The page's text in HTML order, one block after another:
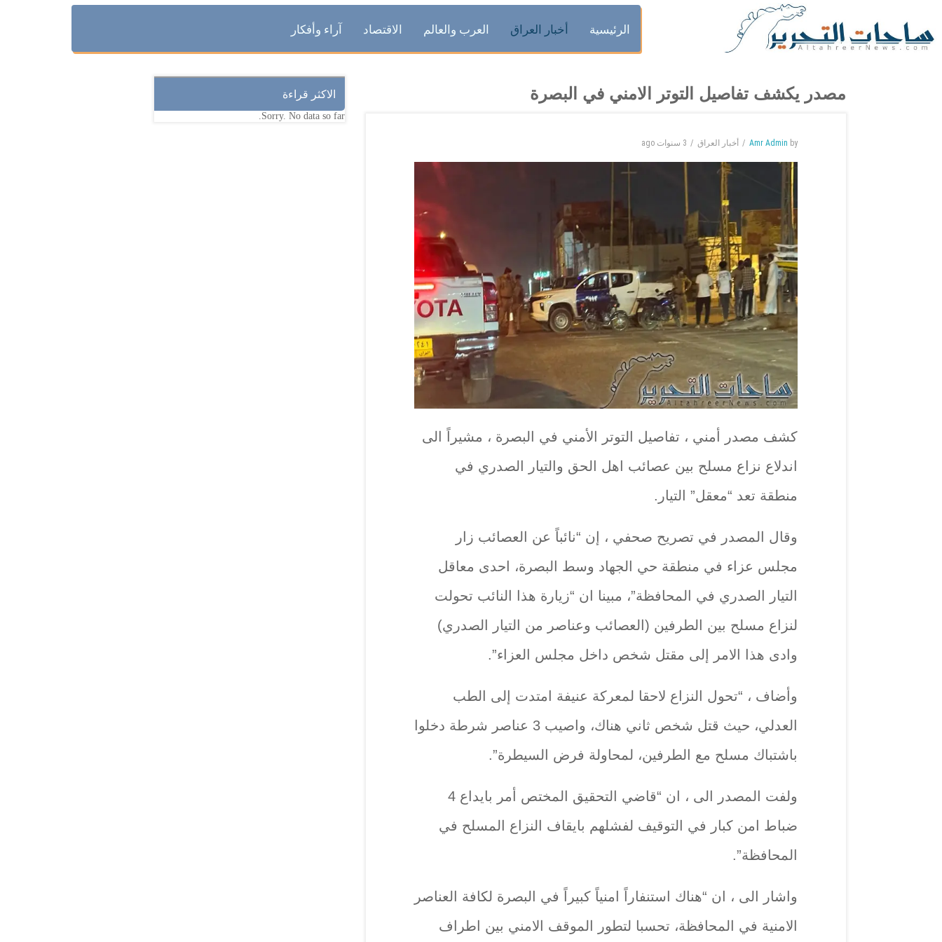
الرئيسية أخبار العراق العرب والعالم الاقتصاد آراء وأفكار
مصدر يكشف تفاصيل التوتر الامني في البصرة
by
Amr Admin أخبار العراق 3 سنوات ago
كشف مصدر أمني ، تفاصيل التوتر الأمني في البصرة ، مشيراً الى
اندلاع نزاع مسلح بين عصائب اهل الحق والتيار الصدري في
منطقة تعد “معقل” التيار.
وقال المصدر في تصريح صحفي ، إن “نائباً عن العصائب زار
مجلس عزاء في منطقة حي الجهاد وسط البصرة، احدى معاقل
التيار الصدري في المحافظة”، مبينا ان “زيارة هذا النائب تحولت
لنزاع مسلح بين الطرفين (العصائب وعناصر من التيار الصدري)
وادى هذا الامر إلى مقتل شخص داخل مجلس العزاء”.
وأضاف ، “تحول النزاع لاحقا لمعركة عنيفة امتدت إلى الطب
العدلي، حيث قتل شخص ثاني هناك، واصيب 3 عناصر شرطة دخلوا
باشتباك مسلح مع الطرفين، لمحاولة فرض السيطرة”.
ولفت المصدر الى ، ان “قاضي التحقيق المختص أمر بايداع 4
ضباط امن كبار في التوقيف لفشلهم بايقاف النزاع المسلح في
المحافظة”.
واشار الى ، ان “هناك استنفاراً امنياً كبيراً في البصرة لكافة العناصر
الامنية في المحافظة، تحسبا لتطور الموقف الامني بين اطراف
الاكثر قراءة
Sorry. No data so far.